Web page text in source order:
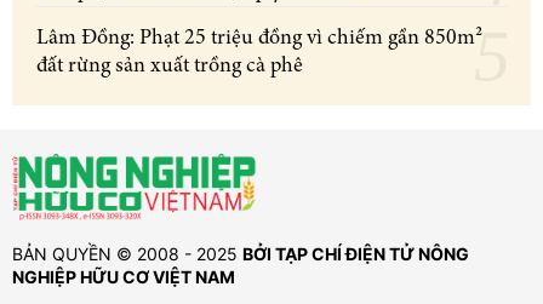
Lâm Đồng: Phạt 25 triệu đồng vì chiếm gần 850m²
đất rừng sản xuất trồng cà phê
BẢN QUYỀN © 2008 - 2025 BỞI TẠP CHÍ ĐIỆN TỬ NÔNG
NGHIỆP HỮU CƠ VIỆT NAM